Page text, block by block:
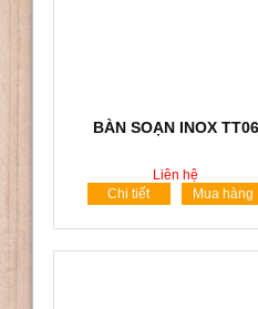
BÀN SOẠN INOX TT06
Liên hệ
Chi tiết
Mua hàng